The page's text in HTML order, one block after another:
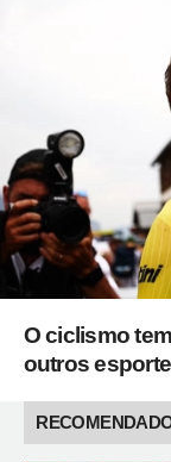
O ciclismo
outros